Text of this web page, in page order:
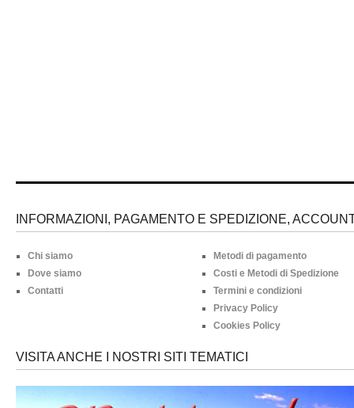
INFORMAZIONI, PAGAMENTO E SPEDIZIONE,
Chi siamo
Dove siamo
Contatti
Metodi di pagamento
Costi e Metodi di Spedizione
Termini e condizioni
Privacy Policy
Cookies Policy
VISITA ANCHE I NOSTRI SITI TEMATICI